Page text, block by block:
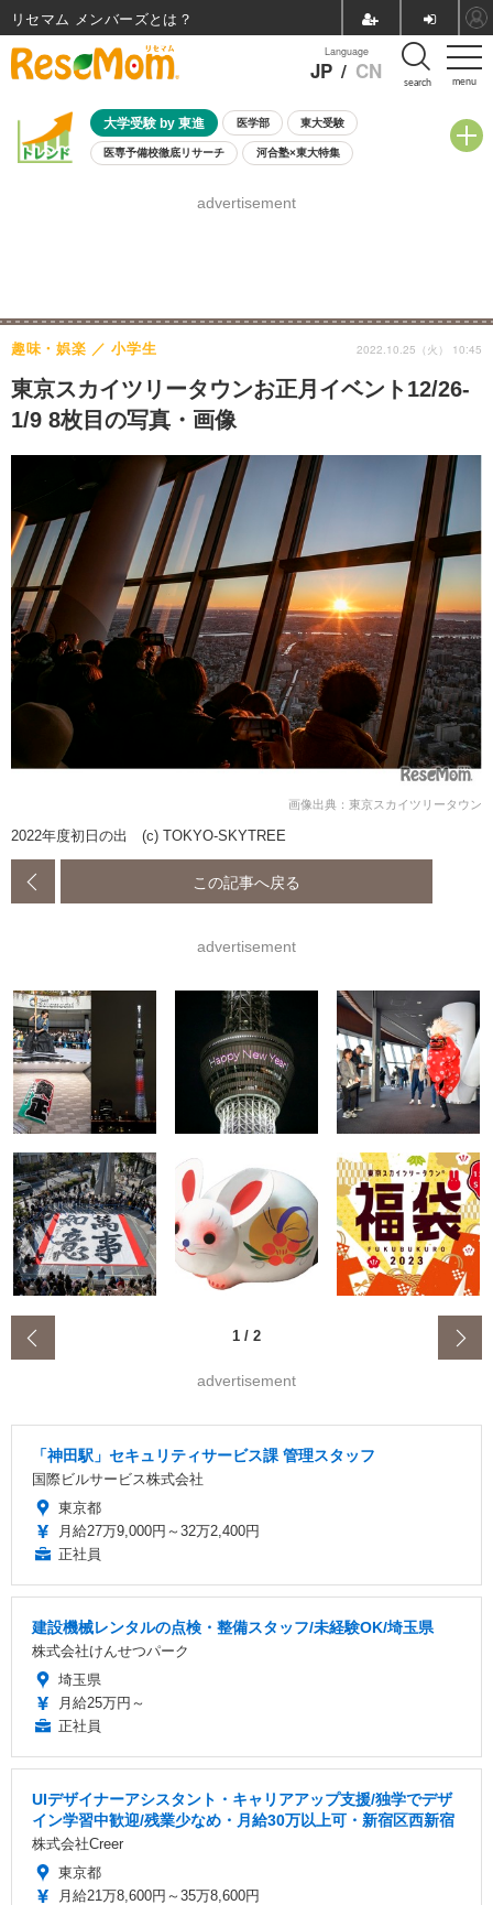
menu
Language
JP / CN search
大学受験 by 東進 医学部 東大受験
医専予備校徹底リサーチ 河合塾×東大特集
8月開催学校説明会・相談会
advertisement
東京スカイツリータウンお正月イベント12/26-
1/9 8枚目の写真・画像
趣味・娯楽 小学生 2022.10.25（火） 10:45
画像出典：東京スカイツリータウン
2022年度初日の出 (c) TOKYO-SKYTREE
この記事へ戻る
advertisement
1 / 2
advertisement
「神田駅」セキュリティサービス課 管理スタッフ
国際ビルサービス株式会社
東京都
月給27万9,000円～32万2,400円
正社員
建設機械レンタルの点検・整備スタッフ/未経験OK/埼玉県
株式会社けんせつパーク
埼玉県
月給25万円～
正社員
UIデザイナーアシスタント・キャリアアップ支援/独学でデザ
イン学習中歓迎/残業少なめ・月給30万以上可・新宿区西新宿
株式会社Creer
東京都
月給21万8,600円～35万8,600円
リセマム メンバーズ